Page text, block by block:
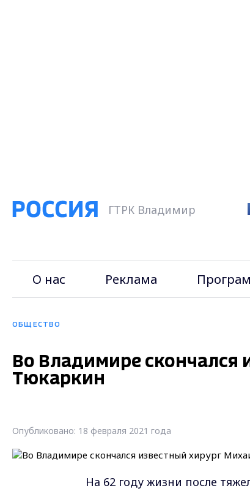
ГТРК Владимир
О нас Реклама
ОБЩЕСТВО
Во Владимире скончался
Тюкаркин
Опубликовано: 18 февраля 2021 года
На 62 году жизни после